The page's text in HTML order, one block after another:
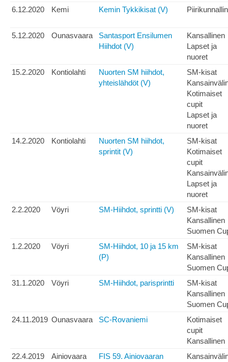
6.12.2020 Kemi Kemin Tykkikisat (V)
5.12.2020 Ounasvaara
Santasport Ensilumen
Hiihdot (V)
Kansallinen
Lapset ja
nuoret
15.2.2020
Kontiolahti
Nuorten SM hiihdot,
yhteislähdöt (V)
SM-kisat
Kotimaiset
cupit
Lapset ja
nuoret
14.2.2020
Kontiolahti
Nuorten SM hiihdot,
sprintit (V)
SM-kisat
Kotimaiset
cupit
Lapset ja
nuoret
2.2.2020
Vöyri SM-Hiihdot, sprintti (V)
SM-kisat
Kansallinen
Suomen
1.2.2020
Vöyri
SM-Hiihdot, 10 ja 15 km
(P)
SM-kisat
Kansallinen
Suomen
31.1.2020
Vöyri SM-Hiihdot, parisprintti
SM-kisat
Kansallinen
Suomen
24.11.2019 Ounasvaara SC-Rovaniemi
Kotimaiset
cupit
Kansallinen
22.4.2019
Ainiovaara
FIS 59. Ainiovaaran